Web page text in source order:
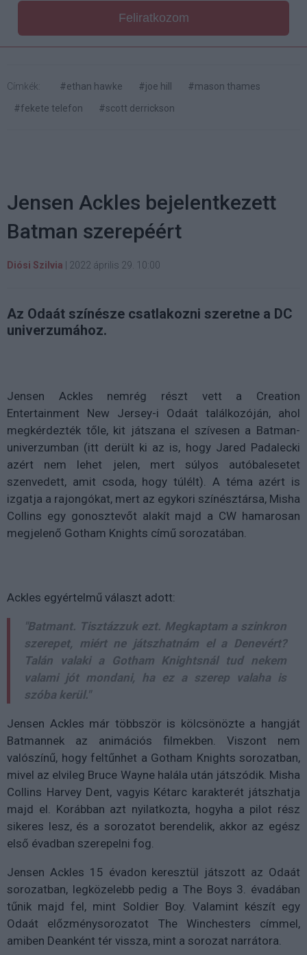
Feliratkozom
Címkék: #ethan hawke #joe hill
#mason thames
#fekete telefon
#scott derrickson
Jensen Ackles bejelentkezett
Batman szerepéért
Diósi Szilvia 2022 április 29. 10:00
Az Odaát színésze csatlakozni szeretne a DC
univerzumához.
Jensen Ackles nemrég részt vett a Creation
Entertainment New Jersey-i Odaát találkozóján, ahol
megkérdezték tőle, kit játszana el szívesen a Batman-
univerzumban (itt derült ki az is, hogy Jared Padalecki
azért nem lehet jelen, mert súlyos autóbalesetet
szenvedett, amit csoda, hogy túlélt). A téma azért is
izgatja a rajongókat, mert az egykori színésztársa, Misha
Collins egy gonosztevőt alakít majd a CW hamarosan
megjelenő Gotham Knights című sorozatában.
Ackles egyértelmű választ adott:
"Batmant. Tisztázzuk ezt. Megkaptam a szinkron
szerepet, miért ne játszhatnám el a Denevért?
Talán valaki a Gotham Knightsnál tud nekem
valami jót mondani, ha ez a szerep valaha is
szóba kerül."
Jensen Ackles már többször is kölcsönözte a hangját
Batmannek az animációs filmekben. Viszont nem
valószínű, hogy feltűnhet a Gotham Knights sorozatban,
mivel az elvileg Bruce Wayne halála után játszódik. Misha
Collins Harvey Dent, vagyis Kétarc karakterét játszhatja
majd el. Korábban azt nyilatkozta, hogyha a pilot rész
sikeres lesz, és a sorozatot berendelik, akkor az egész
első évadban szerepelni fog.
Jensen Ackles 15 évadon keresztül játszott az Odaát
sorozatban, legközelebb pedig a The Boys 3. évadában
tűnik majd fel, mint Soldier Boy. Valamint készít egy
Odaát előzménysorozatot The Winchesters címmel,
amiben Deanként tér vissza, mint a sorozat narrátora.